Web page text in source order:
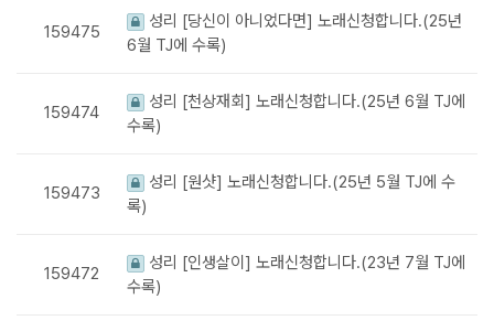
159475
성리 [당신이 아니었다면] 노래신청합니다.(25년
6월 TJ에 수록)
159474
성리 [천상재회] 노래신청합니다.(25년 6월 TJ에
수록)
159473
성리 [원샷] 노래신청합니다.(25년 5월 TJ에 수
록)
159472
성리 [인생살이] 노래신청합니다.(23년 7월 TJ에
수록)